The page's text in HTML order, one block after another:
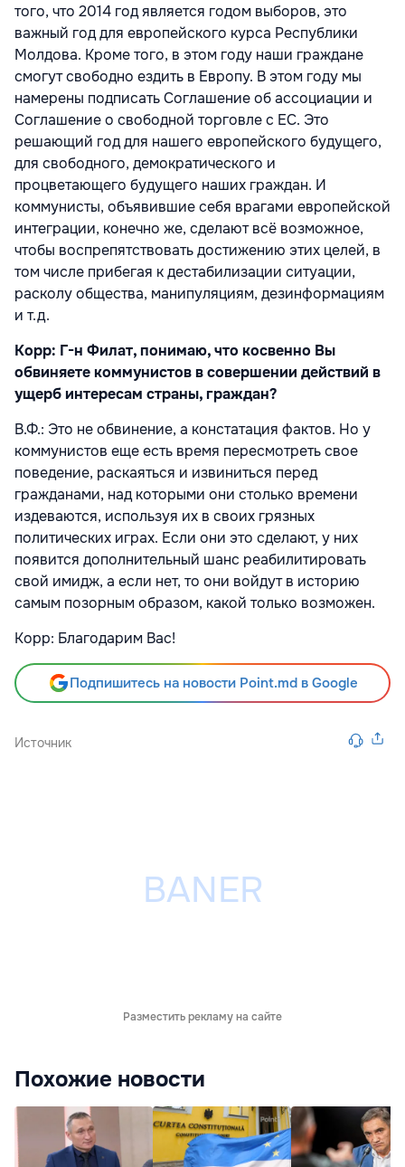
того, что 2014 год является годом выборов, это
важный год для европейского курса Республики
Молдова. Кроме того, в этом году наши граждане
смогут свободно ездить в Европу. В этом году мы
намерены подписать Соглашение об ассоциации и
Соглашение о свободной торговле с ЕС. Это
решающий год для нашего европейского будущего,
для свободного, демократического и
процветающего будущего наших граждан. И
коммунисты, объявившие себя врагами европейской
интеграции, конечно же, сделают всё возможное,
чтобы воспрепятствовать достижению этих целей, в
том числе прибегая к дестабилизации ситуации,
расколу общества, манипуляциям, дезинформациям
и т.д.
Корр: Г-н Филат, понимаю, что косвенно Вы
обвиняете коммунистов в совершении действий в
ущерб интересам страны, граждан?
В.Ф.: Это не обвинение, а констатация фактов. Но у
коммунистов еще есть время пересмотреть свое
поведение, раскаяться и извиниться перед
гражданами, над которыми они столько времени
издеваются, используя их в своих грязных
политических играх. Если они это сделают, у них
появится дополнительный шанс реабилитировать
свой имидж, а если нет, то они войдут в историю
самым позорным образом, какой только возможен.
Корр: Благодарим Вас!
Подпишитесь на новости Point.md в Google
Источник
Разместить рекламу на сайте
Похожие новости